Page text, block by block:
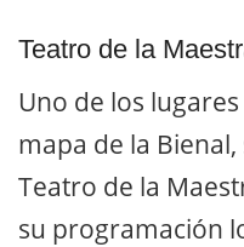
Teatro de la
Uno de los
mapa de la
Teatro de la
su programación